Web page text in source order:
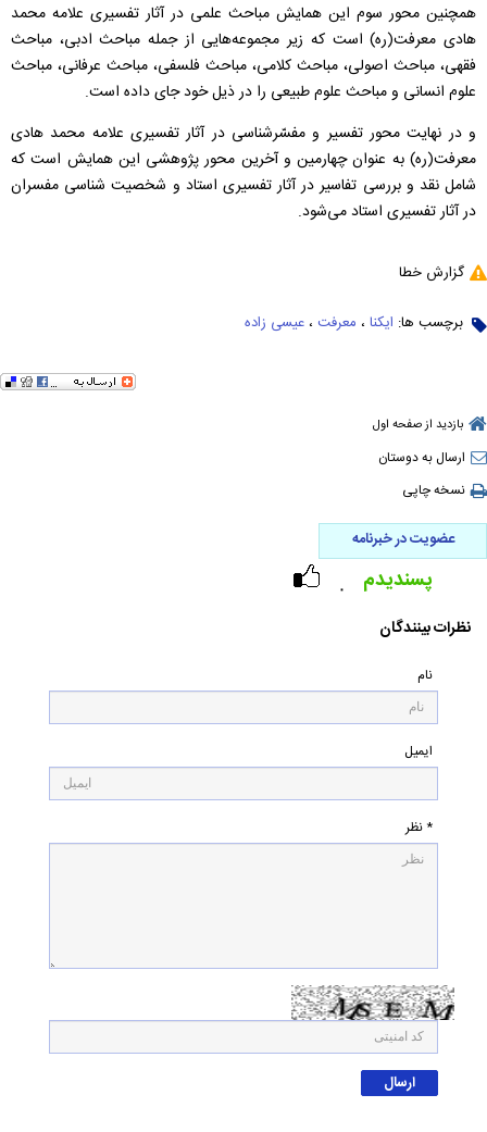
همچنین محور سوم این همایش مباحث علمی در آثار تفسیری علامه محمد
هادی معرفت(ره) است که زیر مجموعه‌هایی از جمله مباحث ادبی، مباحث
فقهی، مباحث اصولی، مباحث کلامی، مباحث فلسفی، مباحث عرفانی، مباحث
علوم انسانی و مباحث علوم طبیعی را در ذیل خود جای داده است.
و در نهایت محور تفسیر و مفسّرشناسی در آثار تفسیری علامه محمد هادی
معرفت(ره) به عنوان چهارمین و آخرین محور پژوهشی این همایش است که
شامل نقد و بررسی تفاسیر در آثار تفسیری استاد و شخصیت شناسی مفسران
در آثار تفسیری استاد می‌شود.
گزارش خطا
برچسب ها: ایکنا ، معرفت ، عیسی زاده
بازدید از صفحه اول
ارسال به دوستان
نسخه چاپی
عضویت در خبرنامه
۰ پسندیدم
نظرات بینندگان
نام
ایمیل
* نظر